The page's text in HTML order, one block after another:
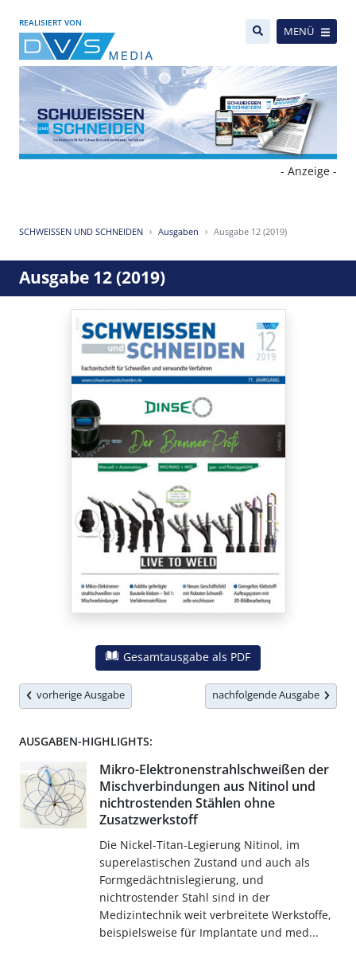
REALISIERT VON
MENÜ
- Anzeige -
SCHWEISSEN UND SCHNEIDEN Ausgaben Ausgabe 12 (2019)
Ausgabe 12 (2019)
Gesamtausgabe als PDF
vorherige Ausgabe nachfolgende Ausgabe
AUSGABEN-HIGHLIGHTS:
Mikro-Elektronenstrahlschweißen der
Mischverbindungen aus Nitinol und
nichtrostenden Stählen ohne
Zusatzwerkstoff
Die Nickel-Titan-Legierung Nitinol, im
superelastischen Zustand und auch als
Formgedächtnislegierung, und
nichtrostender Stahl sind in der
Medizintechnik weit verbreitete Werkstoffe,
beispielsweise für Implantate und med...